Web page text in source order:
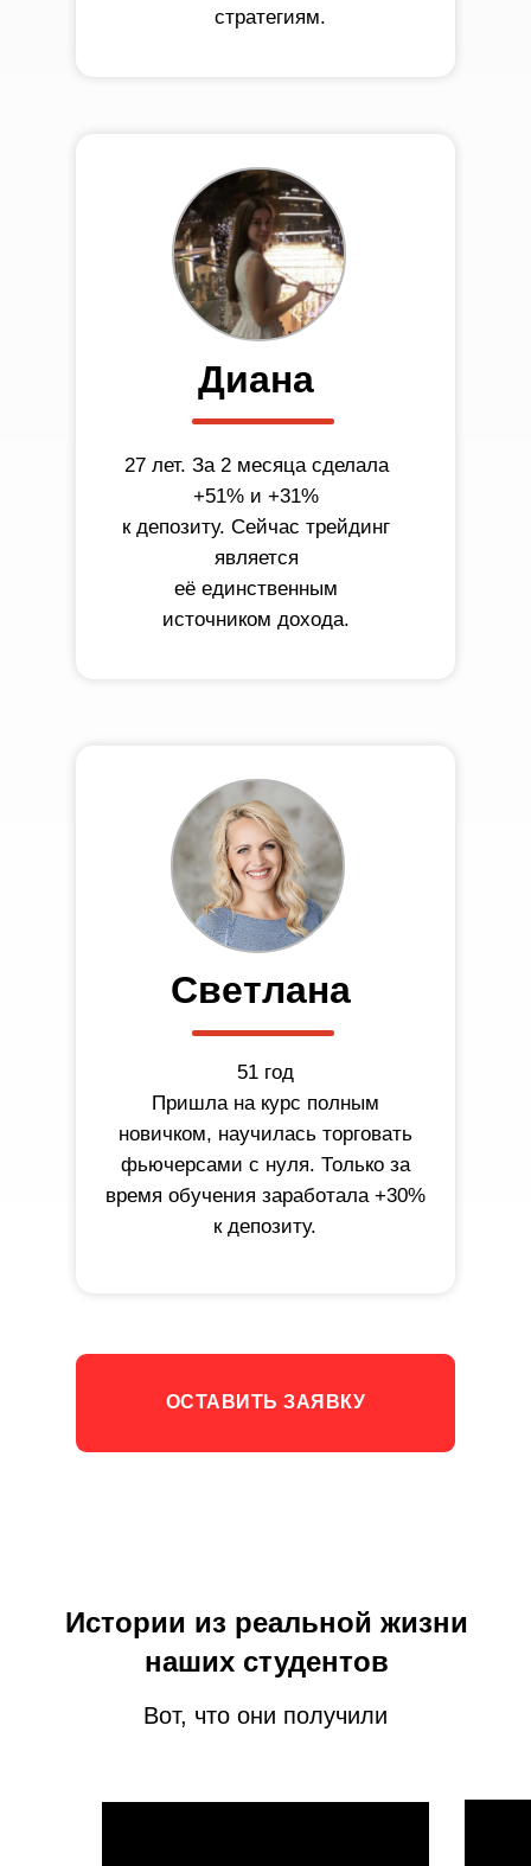
стратегиям.
Диана
27 лет. За 2 месяца сделала
+51% и +31%
к депозиту. Сейчас трейдинг
является
её единственным
источником дохода.
Светлана
51 год
Пришла на курс полным
новичком, научилась торговать
фьючерсами с нуля. Только за
время обучения заработала +30%
к депозиту.
ОСТАВИТЬ ЗАЯВКУ
Истории из реальной жизни
наших студентов
Вот, что они получили